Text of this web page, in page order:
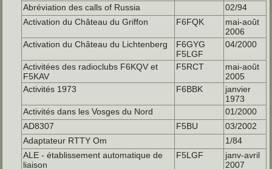
Abréviation des calls of Russia
02/94
Activation du Château du Griffon
F6FQK
mai-août
2006
Activation du Château du Lichtenberg
F6GYG
F5LGF
04/2000
Activitées des radioclubs F6KQV et
F5KAV
F5RCT
mai-août
2005
Activités 1973
F6BBK
janvier
1973
Activités dans les Vosges du Nord
01/2000
AD8307
F5BU
03/2002
Adaptateur RTTY Om
1/84
ALE - établissement automatique de
liaison
F5LGF
janv-avril
2007